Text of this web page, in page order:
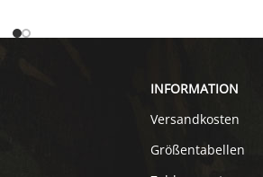
INFORMATION
Versandkosten
Größentabellen